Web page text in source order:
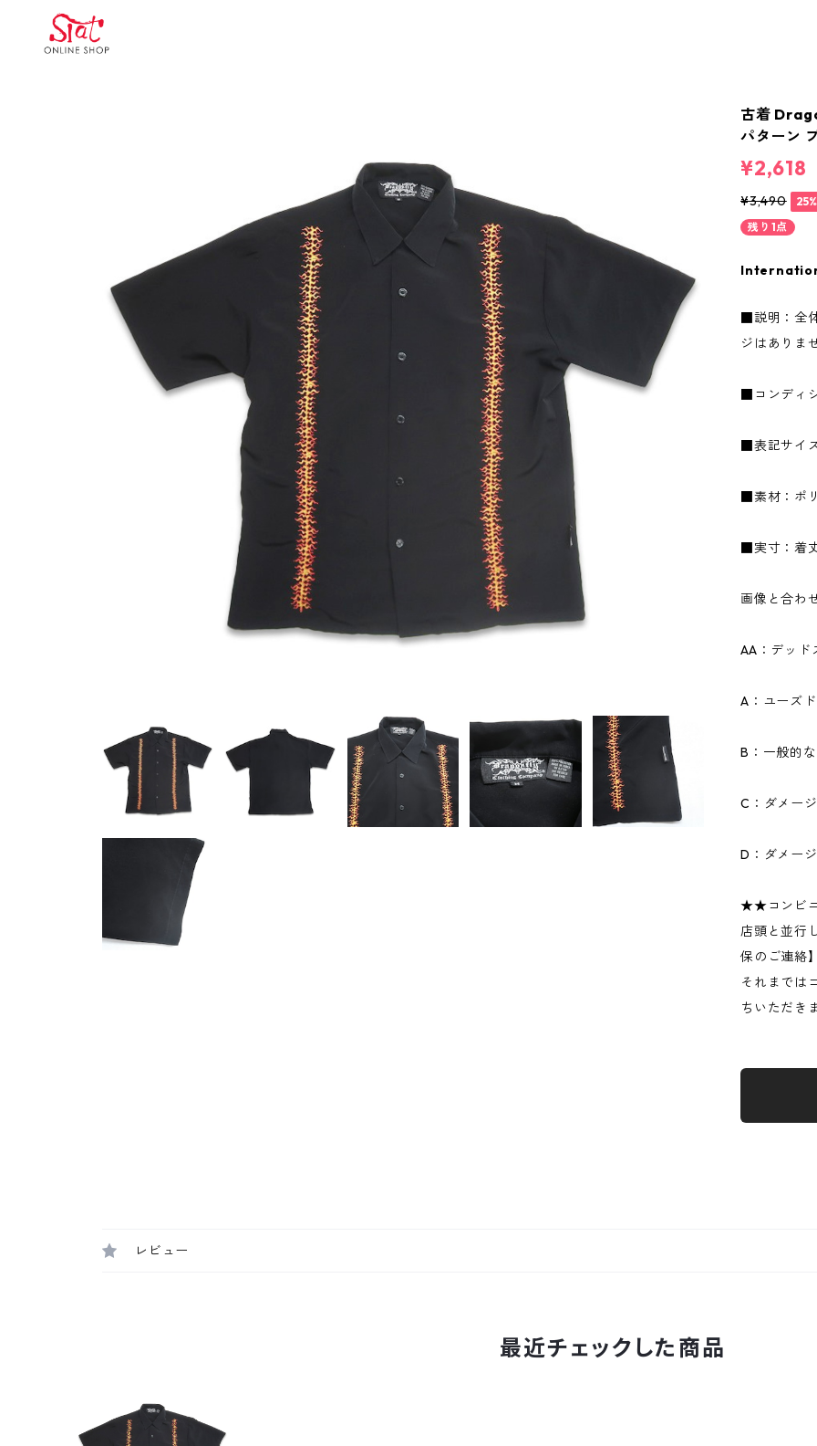
古着
パターン
¥2,618
¥3,490
残り1点
■説明：全
ジはありま
■コンディ
■表記サイ
■素材：ポ
■実寸：着
画像と合わ
AA：デッド
A：ユーズ
B：一般的
C：ダメー
D：ダメー
★★コンビ
店頭と並行
保のご連絡
それまでは
ちいただき
レビュー
最近チェックした商品